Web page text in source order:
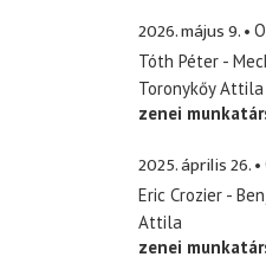
2026. május 9.
Tóth Péter -
Toronykőy Attila
zenei
2025. április 26.
Eric Crozier -
Attila
zenei